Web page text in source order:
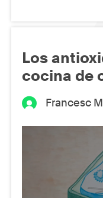
Los
cocina de
Francesc